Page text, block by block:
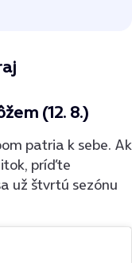
(12. 8.)
patria k sebe. Ak
príďte
už štvrtú sezónu